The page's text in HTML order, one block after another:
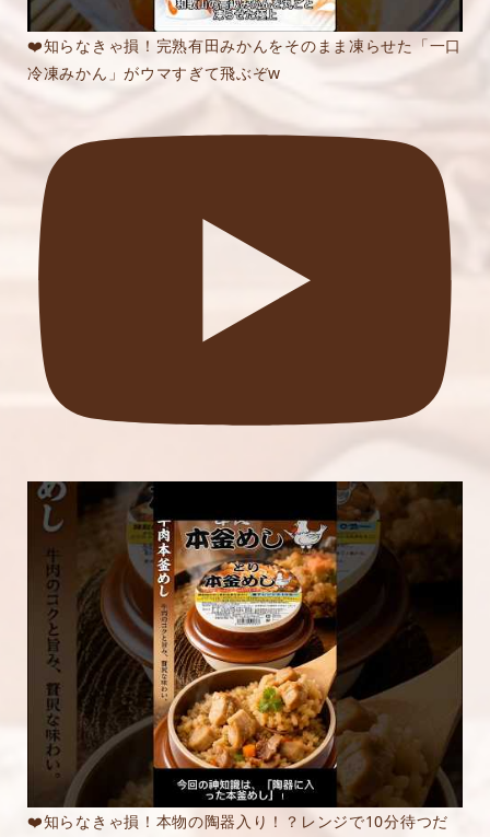
❤️知らなきゃ損！完熟有田みかんをそのまま凍らせた「一口
冷凍みかん」がウマすぎて飛ぶぞw
❤️知らなきゃ損！本物の陶器入り！？レンジで10分待つだ